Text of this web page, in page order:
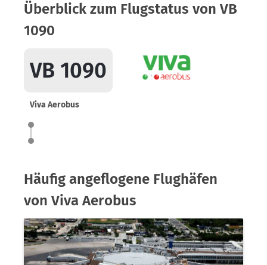
Überblick zum Flugstatus von VB
1090
VB 1090
Viva Aerobus
Häufig angeflogene Flughäfen
von Viva Aerobus